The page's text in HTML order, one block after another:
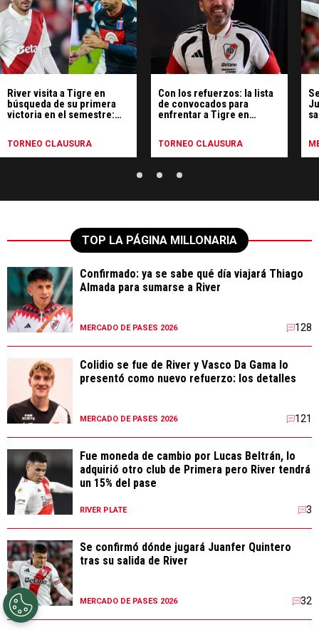
River visita a Tigre en
búsqueda de su primera
victoria en el semestre:
TORNEO CLAUSURA
Con los refuerzos: la lista
de convocados para
enfrentar a Tigre en
TORNEO CLAUSURA
TOP LA PÁGINA MILLONARIA
Confirmado: ya se sabe qué día viajará Thiago
Almada para sumarse a River
MERCADO DE PASES 2026 128
Colidio se fue de River y Vasco Da Gama lo
presentó como nuevo refuerzo: los detalles
MERCADO DE PASES 2026 121
Fue moneda de cambio por Lucas Beltrán, lo
adquirió otro club de Primera pero River tendrá
un 15% del pase
RIVER PLATE 3
Se confirmó dónde jugará Juanfer Quintero
tras su salida de River
MERCADO DE PASES 2026 32